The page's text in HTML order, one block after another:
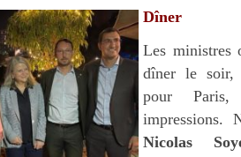
Dîner
Les ministres
dîner le soir,
pour
impressions.
Nicolas